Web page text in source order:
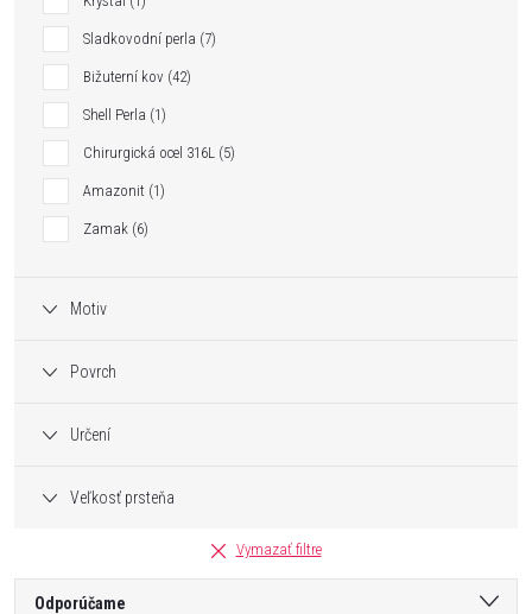
Sladkovodní perla 7
Bižuterní kov 42
Shell Perla 1
Chirurgická ocel 316L 5
Amazonit 1
Zamak 6
Motiv
Povrch
Určení
Veľkosť prsteňa
Vymazať filtre
Odporúčame